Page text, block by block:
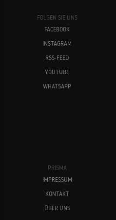
FOLGEN SIE UNS
FACEBOOK
INSTAGRAM
RSS-FEED
YOUTUBE
WHATSAPP
PRISMA
IMPRESSUM
KONTAKT
ÜBER UNS